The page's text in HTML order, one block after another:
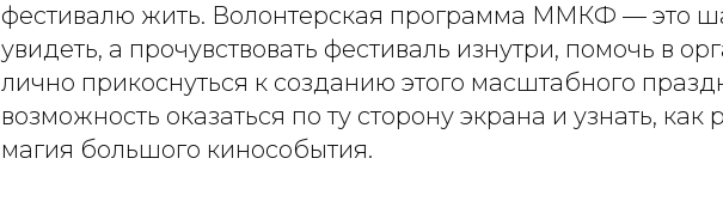
фестивалю жить. Волонтерская программа ММКФ — это
увидеть, а прочувствовать фестиваль изнутри, помочь в
лично прикоснуться к созданию этого масштабного
возможность оказаться по ту сторону экрана и узнать, как
магия большого кинособытия.